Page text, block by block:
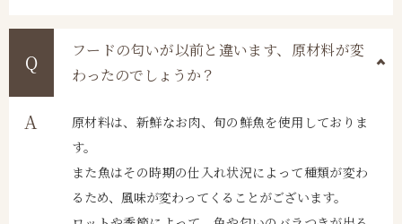
フードの匂いが以前と違います、原材料が変
わったのでしょうか？
原材料は、新鮮なお肉、旬の鮮魚を使用しておりま
す。
また魚はその時期の仕入れ状況によって種類が変わ
るため、風味が変わってくることがございます。